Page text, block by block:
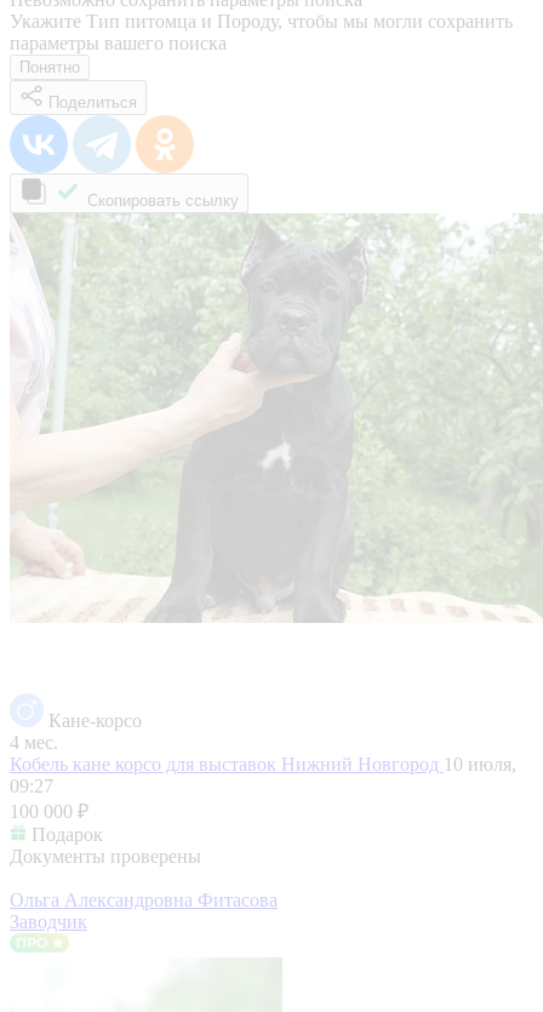
Укажите Тип питомца и Породу, чтобы мы могли сохранить
параметры вашего поиска
Понятно
Поделиться
Скопировать ссылку
Кане-корсо
4 мес.
Кобель кане корсо для выставок Нижний Новгород 10 июля,
09:27
100 000 ₽
Подарок
Документы проверены
Ольга Александровна Фитасова
Заводчик